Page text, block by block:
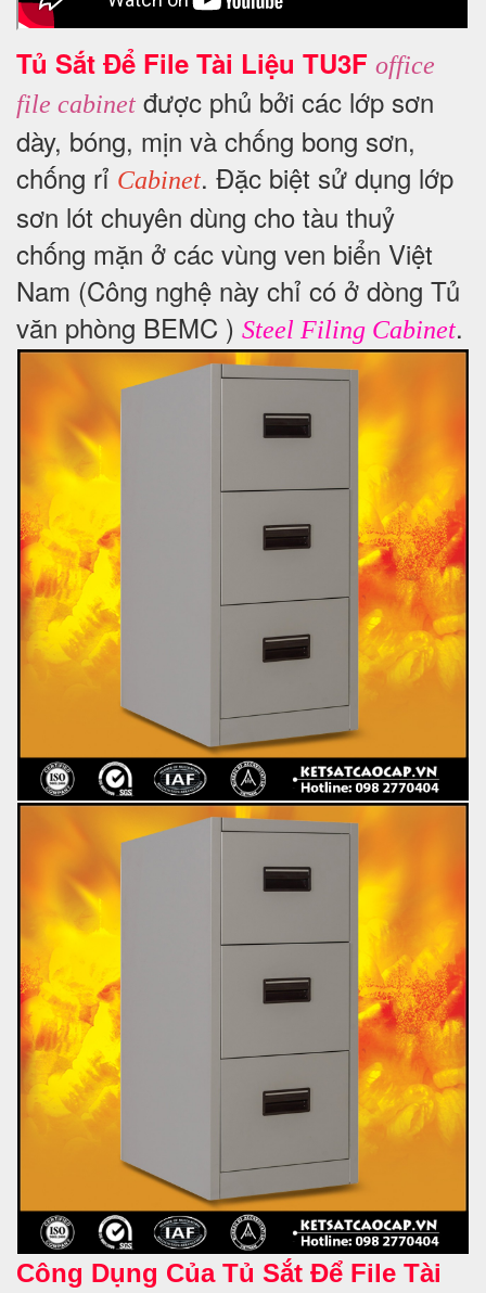
Tủ Sắt Để File Tài Liệu TU3F office
file cabinet được phủ bởi các lớp sơn
dày, bóng, mịn và chống bong sơn,
chống rỉ Cabinet. Đặc biệt sử dụng lớp
sơn lót chuyên dùng cho tàu thuỷ
chống mặn ở các vùng ven biển Việt
Nam (Công nghệ này chỉ có ở dòng Tủ
văn phòng BEMC ) Steel Filing Cabinet.
Công Dụng Của Tủ Sắt Để File Tài